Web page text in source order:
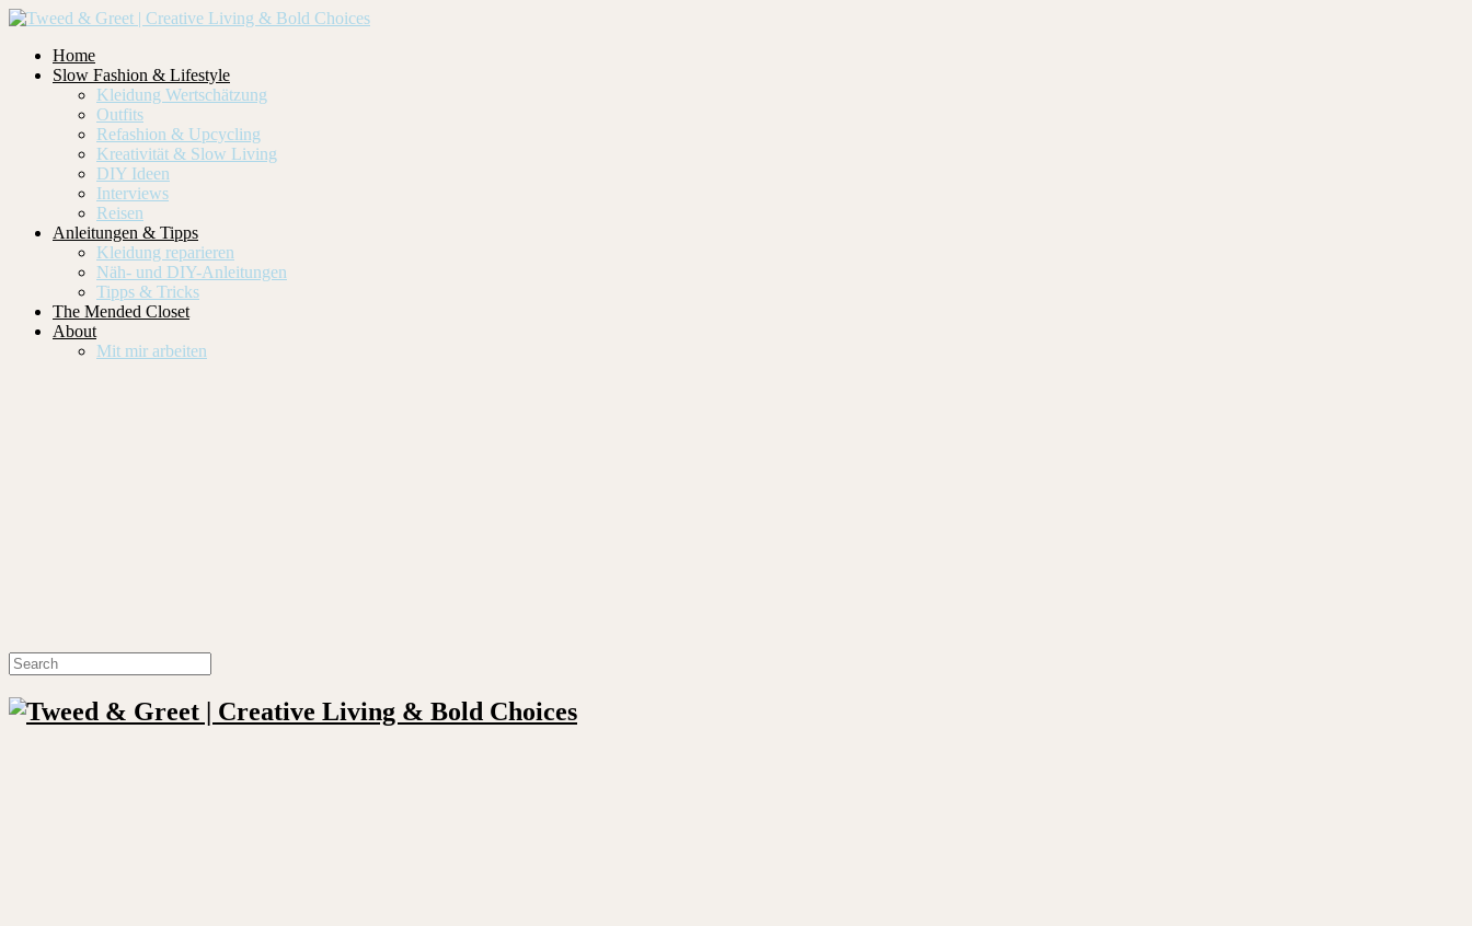
Home
Slow Fashion & Lifestyle
Kleidung Wertschätzung
Outfits
Refashion & Upcycling
Kreativität & Slow Living
DIY Ideen
Interviews
Reisen
Anleitungen & Tipps
Kleidung reparieren
Näh- und DIY-Anleitungen
Tipps & Tricks
The Mended Closet
About
Mit mir arbeiten